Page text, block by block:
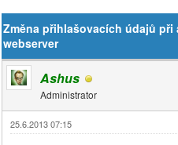
Změna přihlašovacích údajů při
webserver
Ashus
Administrator
25.6.2013 07:15